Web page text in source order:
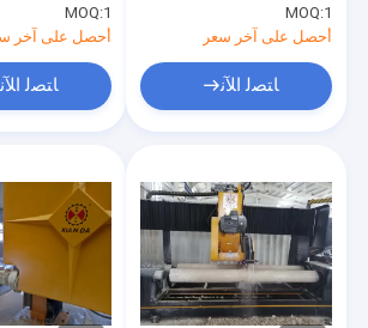
MOQ:1
أحصل على آخر
ﺎﺘﺼﻟ ﺍﻶﻧ
MOQ:1
أحصل على آخر سعر
ﺎﺘﺼﻟ ﺍﻶﻧ